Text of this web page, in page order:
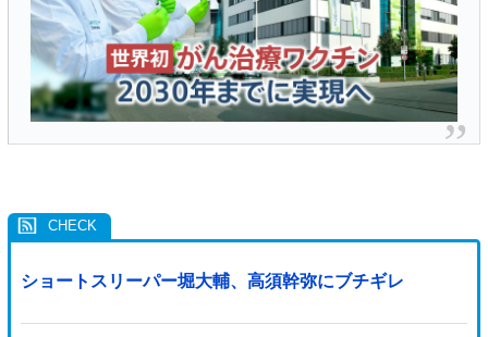
ショートスリーパー堀大輔、高須幹弥にブチギレ